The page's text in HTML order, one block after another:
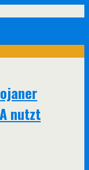
nutzt